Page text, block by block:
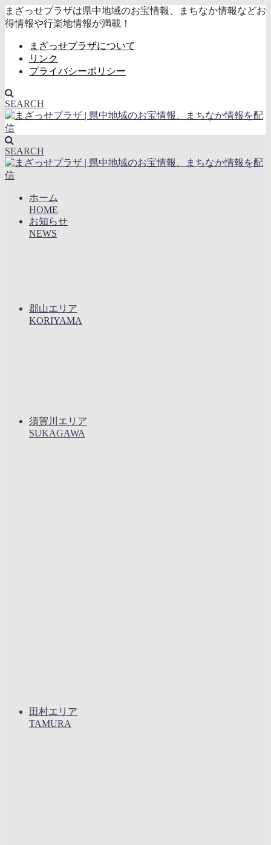
まざっせプラザは県中地域のお宝情報、まちなか情報などお
得情報や行楽地情報が満載！
まざっせプラザについて
リンク
プライバシーポリシー
SEARCH
SEARCH
ホーム
HOME
お知らせ
NEWS
郡山エリア
KORIYAMA
須賀川エリア
SUKAGAWA
田村エリア
TAMURA